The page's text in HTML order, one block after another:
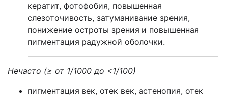
кератит, фотофобия, повышенная
слезоточивость, затуманивание зрения,
понижение остроты зрения и повышенная
пигментация радужной оболочки.
Нечасто (≥ от 1/1000 до <1/100)
пигментация век, отек век, астенопия, отек